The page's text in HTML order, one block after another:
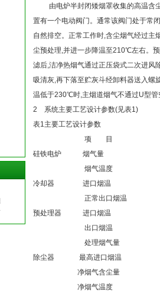
由电炉半封闭矮烟罩收集的高温含尘
置有一个电动阀门。通常该阀门处于常
自然排空。正常工作时,含尘烟气经过
尘预处理,并进一步降温至210℃左右。
滤后,洁净热烟气通过正压袋式二次进风
吸清灰,再下落至贮灰斗经卸料器送入螺
温低于230℃时,主烟道烟气不通过U型
2 系统主要工艺设计参数(见表1)
表1主要工艺设计参数
项 目 设 计
硅铁电炉 烟气量 180
烟气温
冷却器 进口烟
正常出口
预处理器 进
出口烟
处理烟气量 180
除尘器 最高进口
净烟气含尘量
净烟气温度